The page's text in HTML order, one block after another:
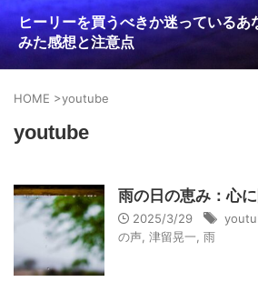
雨の日の恵み：心に降る静かな癒し
就職は人生の終着駅じゃない！自分
法
ヒーリーを買うべきか迷っているあ
みた感想と注意点
エネルギーの法則 〜最近どハマりし
現実を変える
今、ここにいること
もしかしてだけどHealy（量子波動
iPad 第10世代買いました
久し振りにHealy（ヒーリー）量子
大谷さんの通訳、水原さんの解雇に
HOME >youtube
youtube
雨の日の恵み：心
2025/3/29
の声 津留晃一 雨